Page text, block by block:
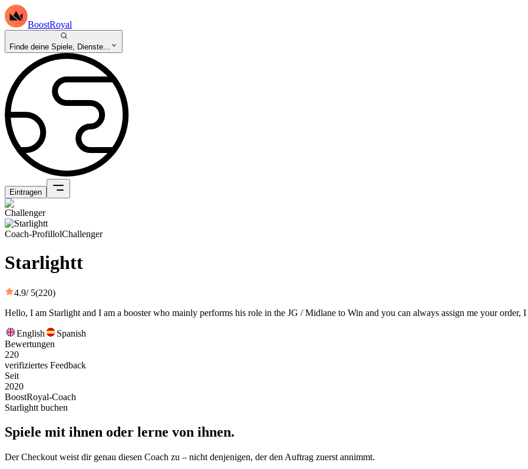
BoostRoyal
Finde deine Spiele, Dienste...
Eintragen
Coach-ProfillolChallenger
Starlightt
4.9/ 5(220)
Hello, I am Starlight and I am a booster who mainly performs his role in the JG / Midlane to Win and you can always assign me your
English
Spanish
Bewertungen
220
verifiziertes Feedback
Seit
2020
BoostRoyal-Coach
Starlightt buchen
Spiele mit ihnen oder lerne von ihnen.
Der Checkout weist dir genau diesen Coach zu – nicht denjenigen, der den Auftrag zuerst annimmt.